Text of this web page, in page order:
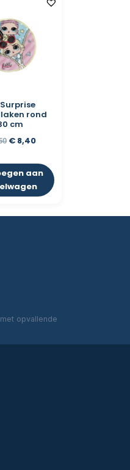
Surprise
rond
cm
€8,40
aan
opvallende